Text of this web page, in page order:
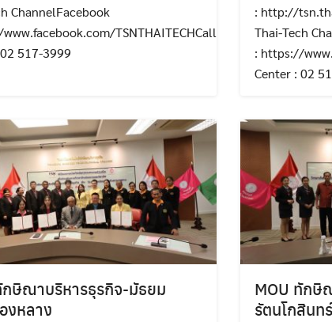
ChannelFacebook
TSNTHAITECHCall
517-3999
: http://
Thai-Tech
: https://
Center : 02
กษิณาบริหารธุรกิจ-มัธยม
งหลาง
MOU ทักษิ
รัตนโกสินท